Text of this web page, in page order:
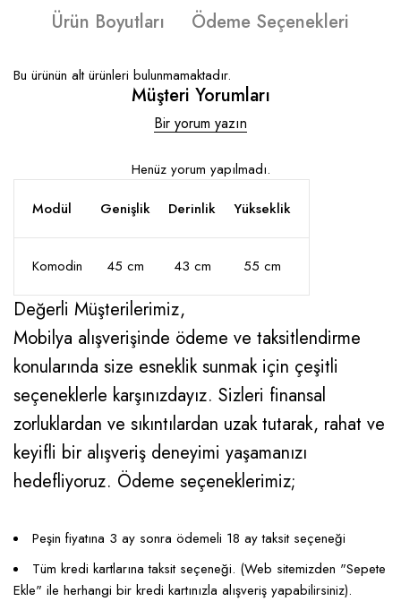
Ürün Boyutları
Ödeme Seçenekleri
Bu ürünün alt ürünleri bulunmamaktadır.
Müşteri Yorumları
Bir yorum yazın
Henüz yorum yapılmadı.
Modül
Genişlik Derinlik Yükseklik
Komodin 45 cm 43 cm 55 cm
Değerli Müşterilerimiz,
Mobilya alışverişinde ödeme ve taksitlendirme
konularında size esneklik sunmak için çeşitli
seçeneklerle karşınızdayız. Sizleri finansal
zorluklardan ve sıkıntılardan uzak tutarak, rahat ve
keyifli bir alışveriş deneyimi yaşamanızı
hedefliyoruz. Ödeme seçeneklerimiz;
Peşin fiyatına 3 ay sonra ödemeli 18 ay taksit seçeneği
Tüm kredi kartlarına taksit seçeneği. (Web sitemizden "Sepete
Ekle" ile herhangi bir kredi kartınızla alışveriş yapabilirsiniz).